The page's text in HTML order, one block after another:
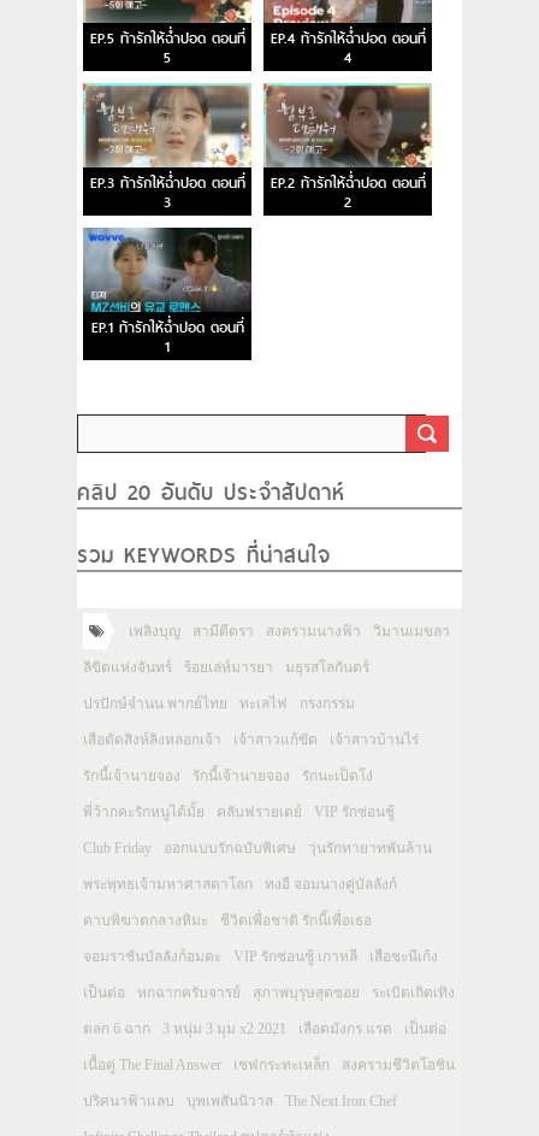
EP.5 ท้ารักให้ฉ่ำปอด ตอนที่
5
EP.4 ท้ารักให้ฉ่ำปอด ตอนที่
4
EP.3 ท้ารักให้ฉ่ำปอด ตอนที่
3
EP.2 ท้ารักให้ฉ่ำปอด ตอนที่
2
EP.1 ท้ารักให้ฉ่ำปอด ตอนที่
1
คลิป 20 อันดับ ประจำสัปดาห์
รวม KEYWORDS ที่น่าสนใจ
เพลิงบุญ สามีตีตรา สงครามนางฟ้า วิมานเมขลา
ลิขิตแห่งจันทร์ ร้อยเล่ห์มารยา มธุรสโลกันตร์
ปรปักษ์จำนน พากย์ไทย ทะเลไฟ กรงกรรม
เสือตัดสิงห์ลิงหลอกเจ้า เจ้าสาวแก้ขัด เจ้าสาวบ้านไร่
รักนี้เจ้านายจอง รักนี้เจ้านายจอง รักนะเป็ดโง่
พี่ว้ากคะรักหนูได้มั้ย คลับฟรายเดย์ VIP รักซ่อนชู้
Club Friday ออกแบบรักฉบับพิเศษ วุ่นรักทายาทพันล้าน
พระพุทธเจ้ามหาศาสดาโลก ทงอี จอมนางคู่บัลลังก์
ดาบพิฆาตกลางหิมะ ชีวิตเพื่อชาติ รักนี้เพื่อเธอ
จอมราชันบัลลังก์อมตะ VIP รักซ่อนชู้ เกาหลี เสือชะนีเก้ง
เป็นต่อ หกฉากครับจารย์ สุภาพบุรุษสุดซอย ระเบิดเถิดเทิง
ตลก 6 ฉาก 3 หนุ่ม 3 มุม x2 2021 เลือดมังกร แรด เป็นต่อ
เนื้อคู่ The Final Answer เชฟกระทะเหล็ก สงครามชีวิตโอชิน
ปริศนาฟ้าแลบ บุพเพสันนิวาส The Next Iron Chef